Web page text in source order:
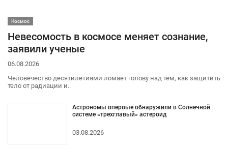
Космос
Невесомость в космосе меняет сознание,
заявили ученые
06.08.2026
Человечество десятилетиями ломает голову над тем, как защитить
тело от радиации и..
Астрономы впервые обнаружили в Солнечной
системе «трехглавый» астероид
03.08.2026